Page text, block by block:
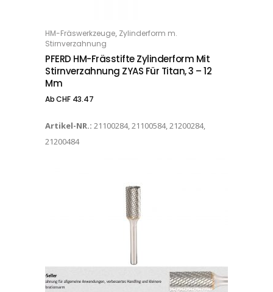
OPTIONS
HM-Fräswerkzeuge, Zylinderform m.
Stirnverzahnung
PFERD HM-Frässtifte Zylinderform Mit
Stirnverzahnung ZYAS Für Titan, 3 – 12
Mm
AbCHF43.47
Artikel-NR.: 21100284, 21100584, 21200284,
21200484